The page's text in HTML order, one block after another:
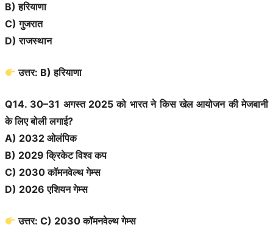
B) हरियाणा
C) गुजरात
D) राजस्थान
उत्तर: B) हरियाणा
Q14. 30–31 अगस्त 2025 को भारत ने किस खेल आयोजन की मेजबानी
के लिए बोली लगाई?
A) 2032 ओलंपिक
B) 2029 क्रिकेट विश्व कप
C) 2030 कॉमनवेल्थ गेम्स
D) 2026 एशियन गेम्स
उत्तर: C) 2030 कॉमनवेल्थ गेम्स